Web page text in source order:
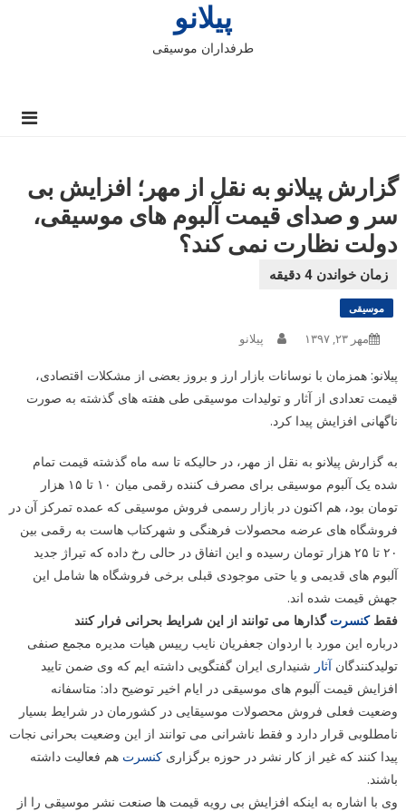
پیلانو
طرفداران موسیقی
گزارش پیلانو به نقل از مهر؛ افزایش بی
سر و صدای قیمت آلبوم های موسیقی،
دولت نظارت نمی کند؟
موسیقی
مهر ۲۳, ۱۳۹۷ پیلانو
پیلانو: همزمان با نوسانات بازار ارز و بروز بعضی از مشکلات اقتصادی،
قیمت تعدادی از آثار و تولیدات موسیقی طی هفته های گذشته به صورت
ناگهانی افزایش پیدا کرد.
به گزارش پیلانو به نقل از مهر، در حالیکه تا سه ماه گذشته قیمت تمام
شده یک آلبوم موسیقی برای مصرف کننده رقمی میان ۱۰ تا ۱۵ هزار
تومان بود، هم اکنون در بازار رسمی فروش موسیقی که عمده تمرکز آن در
فروشگاه های عرضه محصولات فرهنگی و شهرکتاب هاست به رقمی بین
۲۰ تا ۲۵ هزار تومان رسیده و این اتفاق در حالی رخ داده که تیراژ جدید
آلبوم های قدیمی و یا حتی موجودی قبلی برخی فروشگاه ها شامل این
جهش قیمت شده اند.
فقطکنسرت گذارها می توانند از این شرایط بحرانی فرار کنند
درباره این مورد با اردوان جعفریان نایب رییس هیات مدیره مجمع صنفی
تولیدکنندگان آثار شنیداری ایران گفتگویی داشته ایم که وی ضمن تایید
افزایش قیمت آلبوم های موسیقی در ایام اخیر توضیح داد: متاسفانه
وضعیت فعلی فروش محصولات موسیقایی در کشورمان در شرایط بسیار
نامطلوبی قرار دارد و فقط ناشرانی می توانند از این وضعیت بحرانی نجات
پیدا کنند که غیر از کار نشر در حوزه برگزاری کنسرت هم فعالیت داشته
باشند.
وی با اشاره به اینکه افزایش بی رویه قیمت ها صنعت نشر موسیقی را از